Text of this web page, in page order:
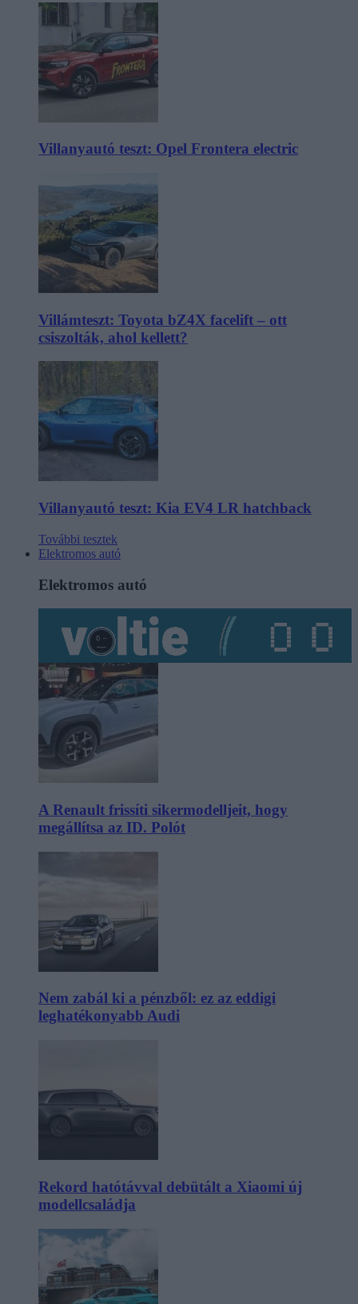
Villanyautó teszt: Opel Frontera electric
Villámteszt: Toyota bZ4X facelift – ott
csiszolták, ahol kellett?
Villanyautó teszt: Kia EV4 LR hatchback
További tesztek
Elektromos autó
Elektromos autó
A Renault frissíti sikermodelljeit, hogy
megállítsa az ID. Polót
Nem zabál ki a pénzből: ez az eddigi
leghatékonyabb Audi
Rekord hatótávval debütált a Xiaomi új
modellcsaládja